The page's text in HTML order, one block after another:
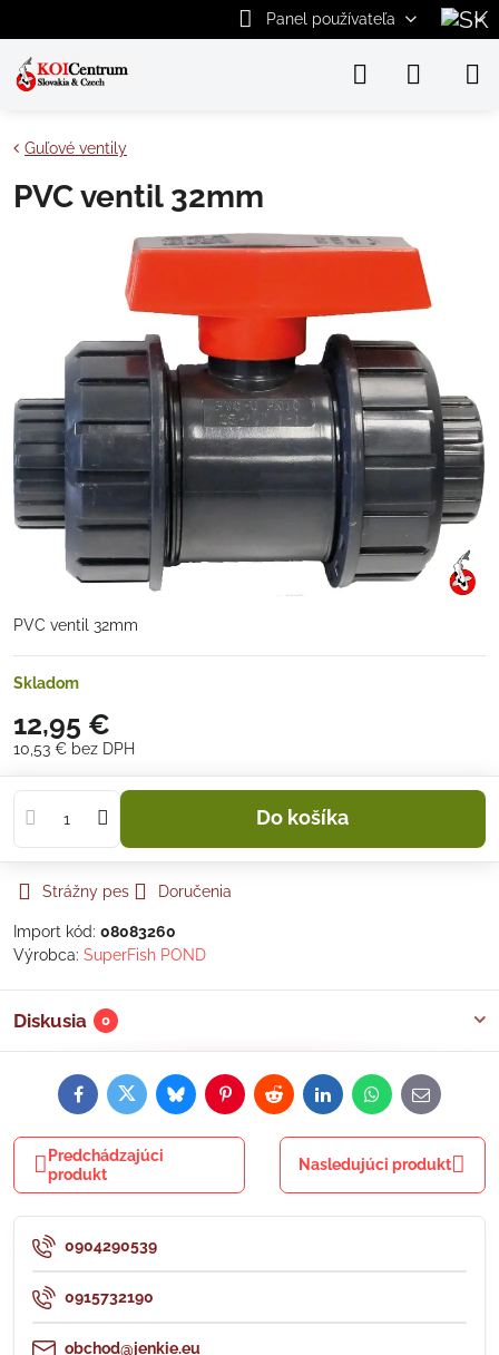
Panel používateľa
Guľové ventily
PVC ventil 32mm
PVC ventil 32mm
Skladom
12,95 €
10,53 € bez DPH
Do košíka
Strážny pes Doručenia
Import kód: 08083260
Výrobca: SuperFish POND
Diskusia 0
FacebookTwitterBlueskyPinterestRedditLinkedInWhatsApp
E-
mail
Predchádzajúci
produkt
Nasledujúci produkt
0904290539
0915732190
obchod@jenkie.eu